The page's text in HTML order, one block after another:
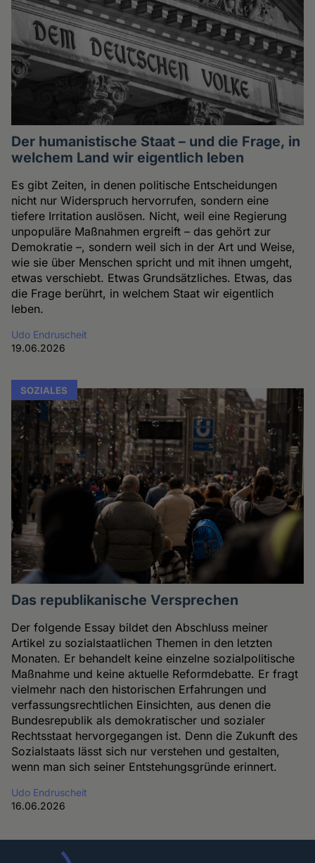
Der humanistische Staat – und die Frage, in
welchem Land wir eigentlich leben
Es gibt Zeiten, in denen politische Entscheidungen
nicht nur Widerspruch hervorrufen, sondern eine
tiefere Irritation auslösen. Nicht, weil eine Regierung
unpopuläre Maßnahmen ergreift – das gehört zur
Demokratie –, sondern weil sich in der Art und Weise,
wie sie über Menschen spricht und mit ihnen umgeht,
etwas verschiebt. Etwas Grundsätzliches. Etwas, das
die Frage berührt, in welchem Staat wir eigentlich
leben.
Udo Endruscheit
19.06.2026
SOZIALES
Das republikanische Versprechen
Der folgende Essay bildet den Abschluss meiner
Artikel zu sozialstaatlichen Themen in den letzten
Monaten. Er behandelt keine einzelne sozialpolitische
Maßnahme und keine aktuelle Reformdebatte. Er fragt
vielmehr nach den historischen Erfahrungen und
verfassungsrechtlichen Einsichten, aus denen die
Bundesrepublik als demokratischer und sozialer
Rechtsstaat hervorgegangen ist. Denn die Zukunft des
Sozialstaats lässt sich nur verstehen und gestalten,
wenn man sich seiner Entstehungsgründe erinnert.
Udo Endruscheit
16.06.2026